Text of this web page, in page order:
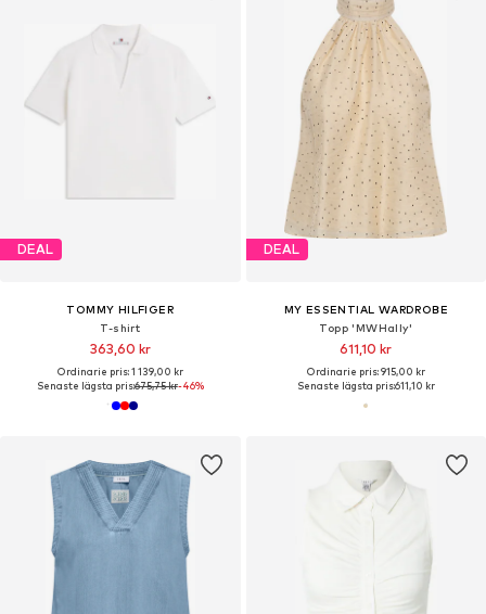
DEAL
TOMMY HILFIGER
T-shirt
363,60 kr
Ordinarie pris: 1 139,00 kr
Senaste lägsta pris:675,75 kr-46%
DEAL
MY ESSENTIAL WARDROBE
Topp 'MWHally'
611,10 kr
Ordinarie pris: 915,00 kr
Senaste lägsta pris:611,10 kr